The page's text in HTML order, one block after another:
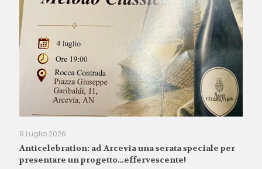
9 Luglio 2026
Anticelebration: ad Arcevia una serata speciale per
presentare un progetto…effervescente!